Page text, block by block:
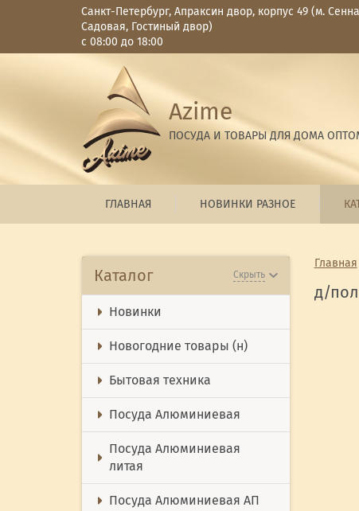
Санкт-Петербург, Апраксин двор, корпус 49 (м.
Садовая, Гостиный двор)
с 08:00 до 18:00
Azime
ПОСУДА И ТОВАРЫ ДЛЯ ДОМА
ГЛАВНАЯ НОВИНКИ РАЗНОЕ
Каталог Скрыть
Новинки
Новогодние товары (н)
Бытовая техника
Посуда Алюминиевая
Посуда Алюминиевая
литая
Посуда Алюминиевая АП
Главная
д/